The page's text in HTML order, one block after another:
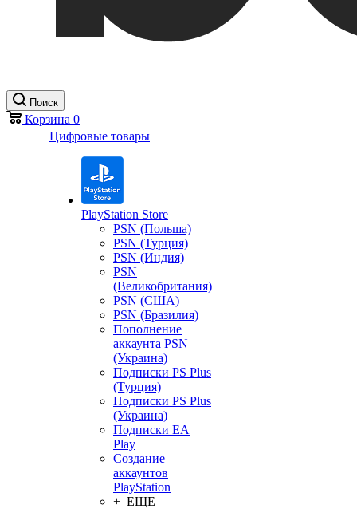
Поиск
Корзина 0
Цифровые товары
PlayStation Store
PSN (Польша)
PSN (Турция)
PSN (Индия)
PSN
(Великобритания)
PSN (США)
PSN (Бразилия)
Пополнение
аккаунта PSN
(Украина)
Подписки PS Plus
(Турция)
Подписки PS Plus
(Украина)
Подписки EA
Play
Создание
аккаунтов
PlayStation
+ ЕЩЕ